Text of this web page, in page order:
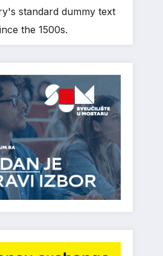
standard dummy text
the 1500s.